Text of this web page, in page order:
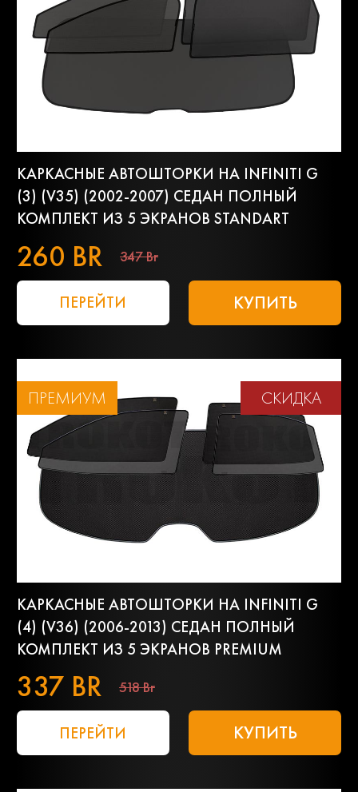
КАРКАСНЫЕ АВТОШТОРКИ НА INFINITI G
(3) (V35) (2002-2007) СЕДАН ПОЛНЫЙ
КОМПЛЕКТ ИЗ 5 ЭКРАНОВ STANDART
260 BR 347 Br
ПЕРЕЙТИ КУПИТЬ
ПРЕМИУМ СКИДКА
КАРКАСНЫЕ АВТОШТОРКИ НА INFINITI G
(4) (V36) (2006-2013) СЕДАН ПОЛНЫЙ
КОМПЛЕКТ ИЗ 5 ЭКРАНОВ PREMIUM
337 BR 518 Br
ПЕРЕЙТИ КУПИТЬ